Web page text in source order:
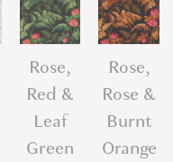
Rose,
Red &
Leaf
Green
Rose,
Rose &
Burnt
Orange